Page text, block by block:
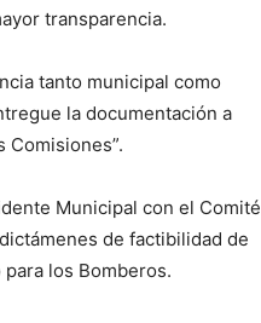
transparencia.
tanto municipal como
la documentación a
Comisiones”.
Municipal con el Comité
de factibilidad de
los Bomberos.